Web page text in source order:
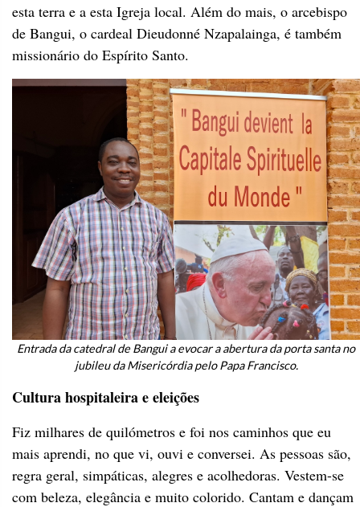
esta terra e a esta Igreja local. Além do mais, o arcebispo
de Bangui, o cardeal Dieudonné Nzapalainga, é também
missionário do Espírito Santo.
Entrada da catedral de Bangui a evocar a abertura da porta santa no
jubileu da Misericórdia pelo Papa Francisco.
Cultura hospitaleira e eleições
Fiz milhares de quilómetros e foi nos caminhos que eu
mais aprendi, no que vi, ouvi e conversei. As pessoas são,
regra geral, simpáticas, alegres e acolhedoras. Vestem-se
com beleza, elegância e muito colorido. Cantam e dançam